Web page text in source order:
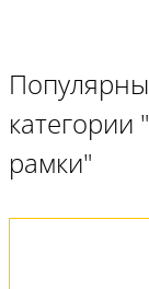
рамки"